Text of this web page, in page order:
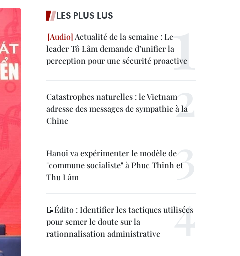
LES PLUS LUS
Actualité de la semaine : Le
leader Tô Lâm demande d’unifier la
perception pour une sécurité proactive
Catastrophes naturelles : le Vietnam
adresse des messages de sympathie à la
Chine
Hanoi va expérimenter le modèle de
"commune socialiste" à Phuc Thinh et
Thu Lâm
📝Édito : Identifier les tactiques utilisées
pour semer le doute sur la
rationnalisation administrative